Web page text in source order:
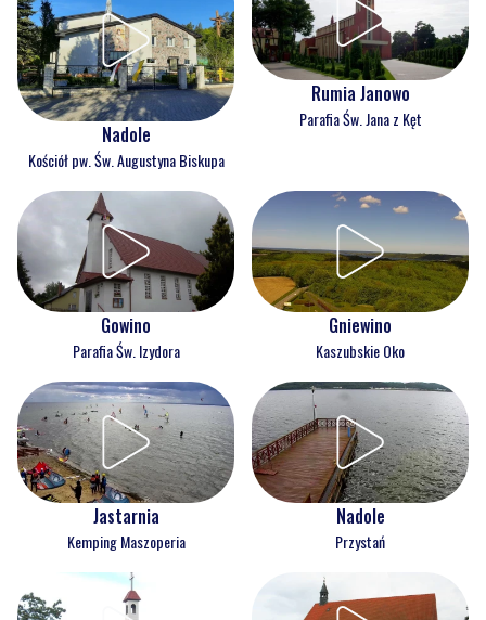
Nadole
Kościół pw. Św. Augustyna Biskupa
Rumia Janowo
Parafia Św. Jana z Kęt
Gowino
Parafia Św. Izydora
Gniewino
Kaszubskie Oko
Jastarnia
Kemping Maszoperia
Nadole
Przystań